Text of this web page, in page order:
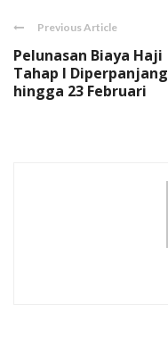
Previous Article
Pelunasan Biaya Haji
Tahap I Diperpanjang
hingga 23 Februari